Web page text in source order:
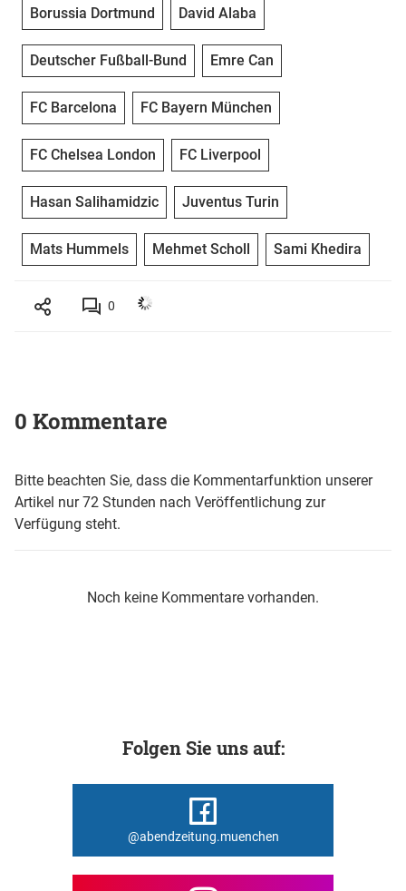
Borussia Dortmund David Alaba
Deutscher Fußball-Bund Emre Can
FC Barcelona FC Bayern München
FC Chelsea London FC Liverpool
Hasan Salihamidzic Juventus Turin
Mats Hummels Mehmet Scholl Sami Khedira
0
0 Kommentare
Bitte beachten Sie, dass die Kommentarfunktion unserer
Artikel nur 72 Stunden nach Veröffentlichung zur
Verfügung steht.
Noch keine Kommentare vorhanden.
Folgen Sie uns auf:
@abendzeitung.muenchen